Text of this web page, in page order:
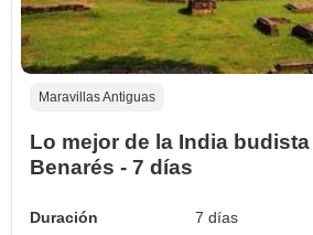
Maravillas Antiguas
Lo mejor de la India
Benarés - 7 días
Duración
7 días